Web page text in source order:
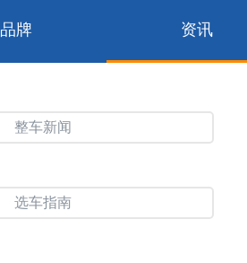
品牌 资讯
整车新闻
选车指南